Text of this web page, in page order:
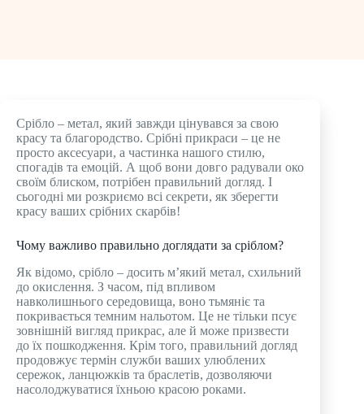
Срібло – метал, який завжди цінувався за свою
красу та благородство. Срібні прикраси – це не
просто аксесуари, а частинка нашого стилю,
спогадів та емоцій. А щоб вони довго радували око
своїм блиском, потрібен правильний догляд. І
сьогодні ми розкриємо всі секрети, як зберегти
красу ваших срібних скарбів!
Чому важливо правильно доглядати за сріблом?
Як відомо, срібло – досить м’який метал, схильний
до окислення. З часом, під впливом
навколишнього середовища, воно тьмяніє та
покривається темним нальотом. Це не тільки псує
зовнішній вигляд прикрас, але й може призвести
до їх пошкодження. Крім того, правильний догляд
продовжує термін служби ваших улюблених
сережок, ланцюжків та браслетів, дозволяючи
насолоджуватися їхньою красою роками.